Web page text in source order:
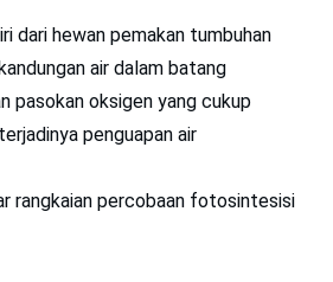
dari hewan pemakan tumbuhan
air dalam batang
pasokan oksigen yang cukup
penguapan air
rangkaian percobaan fotosintesisi